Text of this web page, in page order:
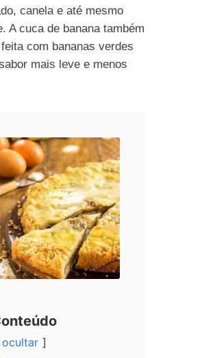
canela e até mesmo
A cuca de banana também
com bananas verdes
mais leve e menos
ocultar